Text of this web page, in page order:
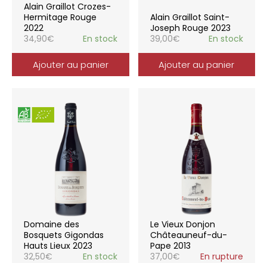
Alain Graillot Crozes-
Hermitage Rouge
2022
34,90€ En stock
Ajouter au panier
Alain Graillot Saint-
Joseph Rouge 2023
39,00€ En stock
Ajouter au panier
Domaine des
Bosquets Gigondas
Hauts Lieux 2023
32,50€ En stock
Le Vieux Donjon
Châteauneuf-du-
Pape 2013
37,00€ En rupture